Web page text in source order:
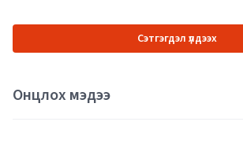
Сэтгэгдэл үлдээх
Онцлох мэдээ